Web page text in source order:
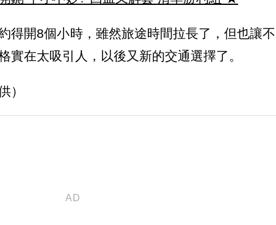
得開8個小時，雖然旅途時間拉長了，但也讓不
實在太吸引人，以後又新的交通選擇了。
）